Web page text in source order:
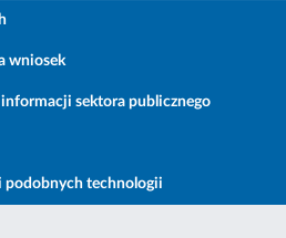
wniosek
sektora publicznego
podobnych technologii